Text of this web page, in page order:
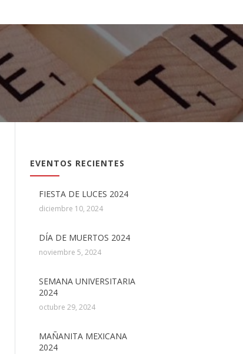
EVENTOS RECIENTES
FIESTA DE LUCES 2024
diciembre 10, 2024
DÍA DE MUERTOS 2024
noviembre 5, 2024
SEMANA UNIVERSITARIA
2024
octubre 29, 2024
MAÑANITA MEXICANA
2024